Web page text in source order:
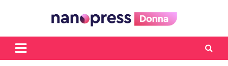
Il magazine femminile di Nanopress.it